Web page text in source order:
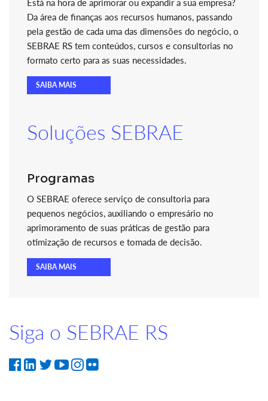
Está na hora de aprimorar ou expandir a sua empresa?
Da área de finanças aos recursos humanos, passando
pela gestão de cada uma das dimensões do negócio, o
SEBRAE RS tem conteúdos, cursos e consultorias no
formato certo para as suas necessidades.
SAIBA MAIS
Soluções SEBRAE
Programas
O SEBRAE oferece serviço de consultoria para
pequenos negócios, auxiliando o empresário no
aprimoramento de suas práticas de gestão para
otimização de recursos e tomada de decisão.
SAIBA MAIS
Siga o SEBRAE RS